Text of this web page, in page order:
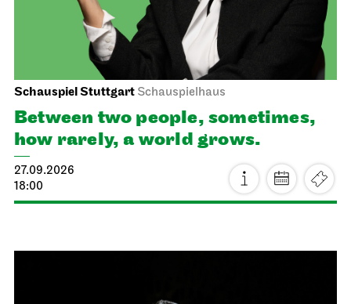
Schauspiel Stuttgart Schauspielhaus
Between two people, sometimes,
how rarely, a world grows.
27.09.2026
18:00